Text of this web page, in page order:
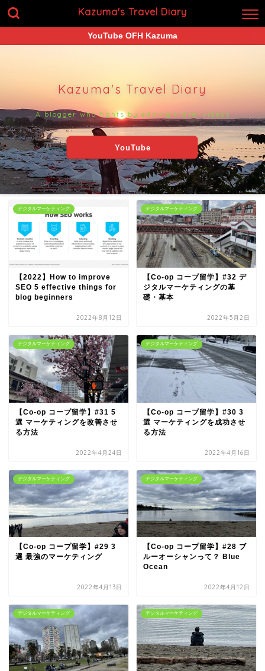
Kazuma's Travel Diary
YouTube OFH Kazuma
Kazuma's Travel Diary
A blogger who fights by editing travel videos
YouTube
デジタルマーケティング
【2022】How to improve
SEO 5 effective things for
blog beginners
2022年8月12日
デジタルマーケティング
【Co-op コープ留学】#32 デ
ジタルマーケティングの基
礎・基本
2022年5月2日
デジタルマーケティング
【Co-op コープ留学】#31 5
選 マーケティングを改善させ
る方法
2022年4月24日
デジタルマーケティング
【Co-op コープ留学】#30 3
選 マーケティングを成功させ
る方法
2022年4月16日
デジタルマーケティング
【Co-op コープ留学】#29 3
選 最強のマーケティング
2022年4月13日
デジタルマーケティング
【Co-op コープ留学】#28 ブ
ルーオーシャンって？ Blue
Ocean
2022年4月12日
デジタルマーケティング デジタルマーケティング